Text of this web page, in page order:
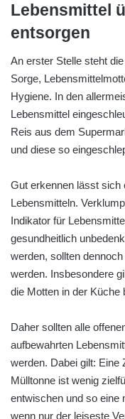
Lebensmittel
entsorgen
An erster Stelle steht
Sorge,
Hygiene. In den
Lebensmittel
Reis aus dem
und diese so
Gut erkennen lässt sich
Lebensmitteln.
Indikator für
gesundheitlich
werden, sollten
werden. Insbesondere
die Motten in der Küche
Daher sollten alle
aufbewahrten
werden. Dabei gilt: Eine
Mülltonne ist wenig
entwischen und so eine
wenn nur der leiseste